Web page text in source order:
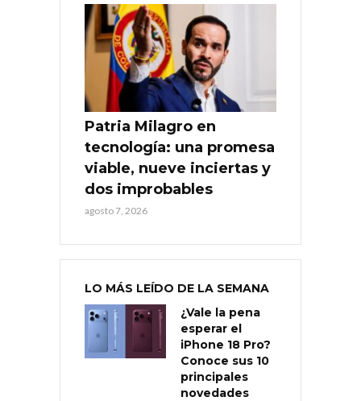
Patria Milagro en
tecnología: una promesa
viable, nueve inciertas y
dos improbables
agosto 7, 2026
LO MÁS LEÍDO DE LA SEMANA
¿Vale la pena
esperar el
iPhone 18 Pro?
Conoce sus 10
principales
novedades